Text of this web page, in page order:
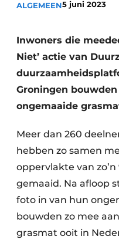
Vacatures
Video’s
ALGEMEEN5 juni 2023
Inwoners die
Niet’ actie van
Groningen
ongemaaide
Meer dan 260
hebben zo samen
oppervlakte van
gemaaid. Na afloop
foto in van hun
bouwden zo mee
grasmat ooit in